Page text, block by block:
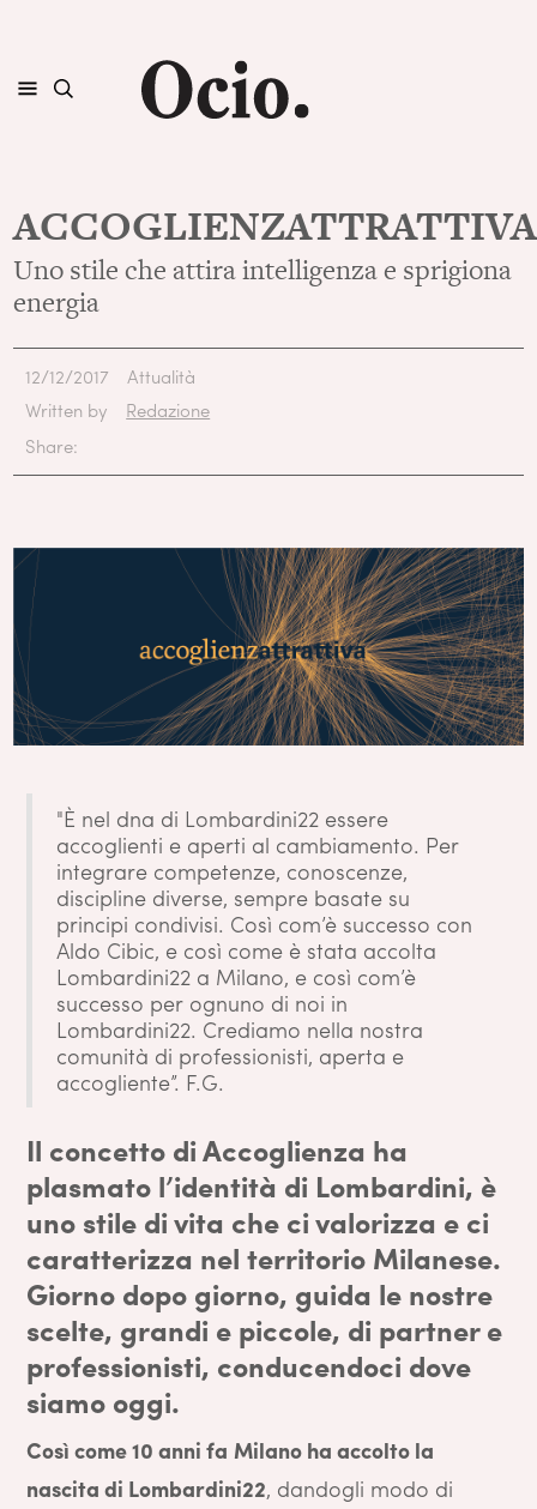
ACCOGLIENZATTRATTIVA
Uno stile che attira intelligenza e sprigiona
energia
12/12/2017
Attualità
Written by
Redazione
Share:
"È nel dna di Lombardini22 essere
accoglienti e aperti al cambiamento. Per
integrare competenze, conoscenze,
discipline diverse, sempre basate su
principi condivisi. Così com’è successo con
Aldo Cibic, e così come è stata accolta
Lombardini22 a Milano, e così com’è
successo per ognuno di noi in
Lombardini22. Crediamo nella nostra
comunità di professionisti, aperta e
accogliente”. F.G.
Il concetto di Accoglienza ha
plasmato l’identità di Lombardini, è
uno stile di vita che ci valorizza e ci
caratterizza nel territorio Milanese.
Giorno dopo giorno, guida le nostre
scelte, grandi e piccole, di partner e
professionisti, conducendoci dove
siamo oggi.
Così come 10 anni fa Milano ha accolto la
nascita di Lombardini22, dandogli modo di